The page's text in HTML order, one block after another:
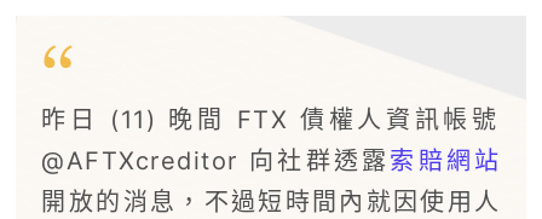
昨日 (11) 晚間 FTX 債權人資訊帳號
@AFTXcreditor 向社群透露索賠網站
開放的消息，不過短時間內就因使用人